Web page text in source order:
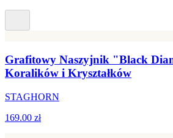
Grafitowy Naszyjnik "Black
Koralików i Kryształków
STAGHORN
169.00 zł